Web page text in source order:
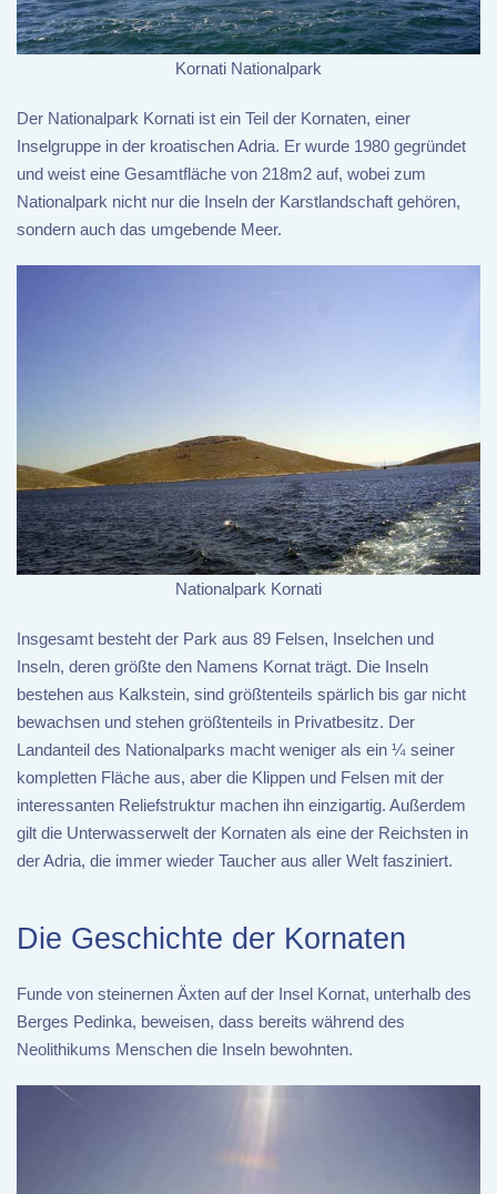
Kornati Nationalpark
Der Nationalpark Kornati ist ein Teil der Kornaten, einer
Inselgruppe in der kroatischen Adria. Er wurde 1980 gegründet
und weist eine Gesamtfläche von 218m2 auf, wobei zum
Nationalpark nicht nur die Inseln der Karstlandschaft gehören,
sondern auch das umgebende Meer.
Nationalpark Kornati
Insgesamt besteht der Park aus 89 Felsen, Inselchen und
Inseln, deren größte den Namens Kornat trägt. Die Inseln
bestehen aus Kalkstein, sind größtenteils spärlich bis gar nicht
bewachsen und stehen größtenteils in Privatbesitz. Der
Landanteil des Nationalparks macht weniger als ein ¼ seiner
kompletten Fläche aus, aber die Klippen und Felsen mit der
interessanten Reliefstruktur machen ihn einzigartig. Außerdem
gilt die Unterwasserwelt der Kornaten als eine der Reichsten in
der Adria, die immer wieder Taucher aus aller Welt fasziniert.
Die Geschichte der Kornaten
Funde von steinernen Äxten auf der Insel Kornat, unterhalb des
Berges Pedinka, beweisen, dass bereits während des
Neolithikums Menschen die Inseln bewohnten.